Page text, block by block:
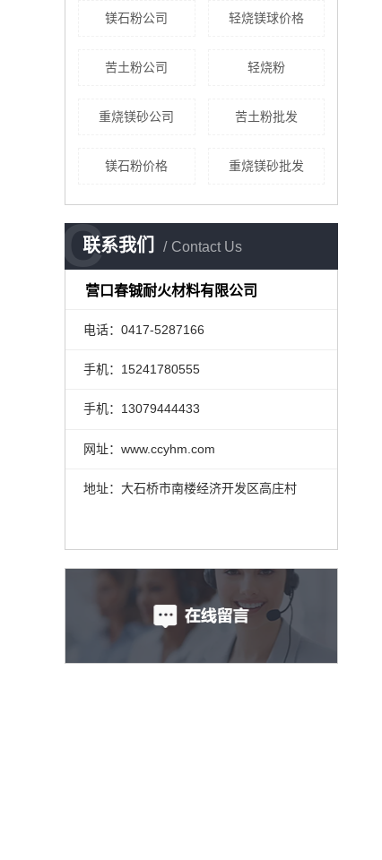
镁石粉公司 轻烧镁球价格
苦土粉公司 轻烧粉
重烧镁砂公司 苦土粉批发
镁石粉价格 重烧镁砂批发
联系我们 Contact Us
C
营口春铖耐火材料有限公司
电话：0417-5287166
手机：15241780555
手机：13079444433
网址：www.ccyhm.com
地址：大石桥市南楼经济开发区高庄村